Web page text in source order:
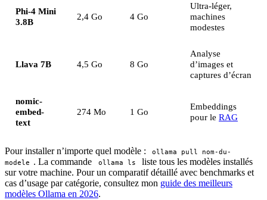
Phi-4 Mini
3.8B
2,4 Go 4 Go
Ultra-léger,
machines
modestes
Llava 7B 4,5 Go 8 Go
Analyse
d’images et
captures d’écran
nomic-
embed-
text
274 Mo 1 Go
Embeddings
pour le RAG
Pour installer n’importe quel modèle :
ollama pull nom-du-
modele . La commande ollama ls
liste tous les modèles installés
sur votre machine. Pour un comparatif détaillé avec benchmarks et
cas d’usage par catégorie, consultez mon guide des meilleurs
modèles Ollama en 2026.